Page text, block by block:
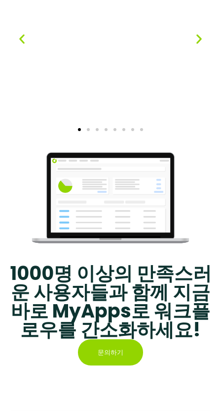
자동 분류 업로드
MyApps의 새로운 문서 업로드 기능은 제
품 검토를 더욱 빠르고 직관적으로 만듭니
드롭하면 한 번의 클릭으로 올바른 카테고
리에 자동 분류되어 수동 작업을 줄이고 오
분류 위험을 최소화합니다.
1000명 이상의 만족스러
운 사용자들과 함께 지금
바로 MyApps로 워크플
로우를 간소화하세요!
문의하기